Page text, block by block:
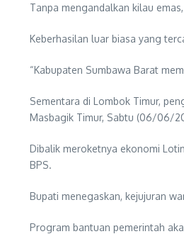
Tanpa mengandalkan kilau
Keberhasilan luar biasa yang
“Kabupaten Sumbawa Barat
Sementara di Lombok Timur,
Masbagik Timur, Sabtu (06/06/
Dibalik meroketnya ekonomi
BPS.
Bupati menegaskan, kejujuran
Program bantuan pemerintah